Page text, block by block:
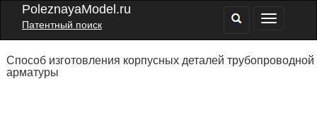
PoleznayaModel.ru
Патентный поиск
Способ изготовления корпусных деталей трубопроводной
арматуры